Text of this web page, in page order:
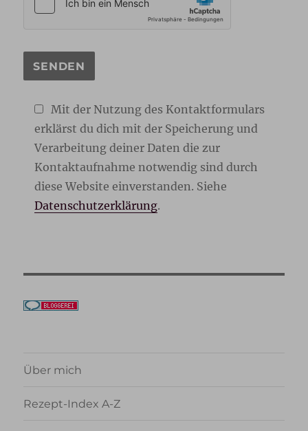
Mit der Nutzung des Kontaktformulars
erklärst du dich mit der Speicherung und
Verarbeitung deiner Daten die zur
Kontaktaufnahme notwendig sind durch
diese Website einverstanden. Siehe
Datenschutzerklärung.
Über mich
Rezept-Index A-Z